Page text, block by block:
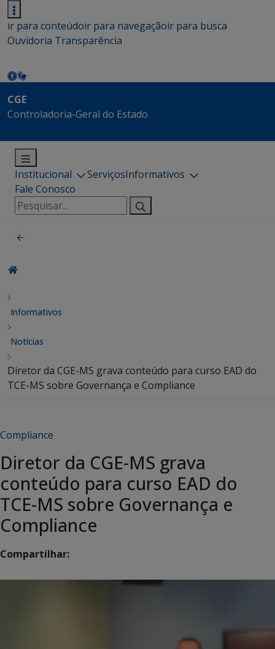
ir para conteúdoir para navegaçãoir para busca
Ouvidoria Transparência
CGE
Controladoria-Geral do Estado
Institucional ServiçosInformativos
Fale Conosco
Pesquisar
por:
Informativos
Notícias
Diretor da CGE-MS grava conteúdo para curso EAD do
TCE-MS sobre Governança e Compliance
Compliance
Diretor da CGE-MS grava
conteúdo para curso EAD do
TCE-MS sobre Governança e
Compliance
Compartilhar: